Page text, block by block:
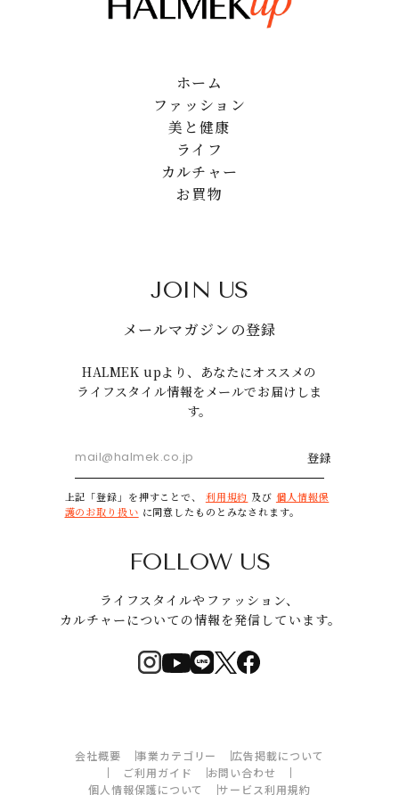
ホーム
ファッション
美と健康
ライフ
カルチャー
お買物
JOIN US
メールマガジンの登録
HALMEK upより、あなたにオススメの
ライフスタイル情報をメールでお届けしま
す。
登録
上記「登録」を押すことで、 利用規約 及び 個人情報保
護のお取り扱い に同意したものとみなされます。
FOLLOW US
ライフスタイルやファッション、
カルチャーについての情報を発信しています。
会社概要 事業カテゴリー
広告掲載について
ご利用ガイド
お問い合わせ
個人情報保護について
サービス利用規約